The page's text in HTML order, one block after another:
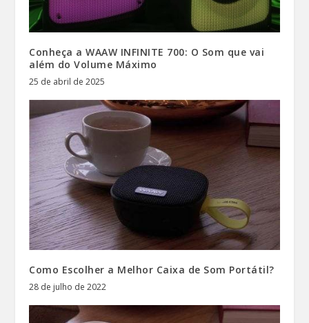
Conheça a WAAW INFINITE 700: O Som que vai
além do Volume Máximo
25 de abril de 2025
Como Escolher a Melhor Caixa de Som Portátil?
28 de julho de 2022